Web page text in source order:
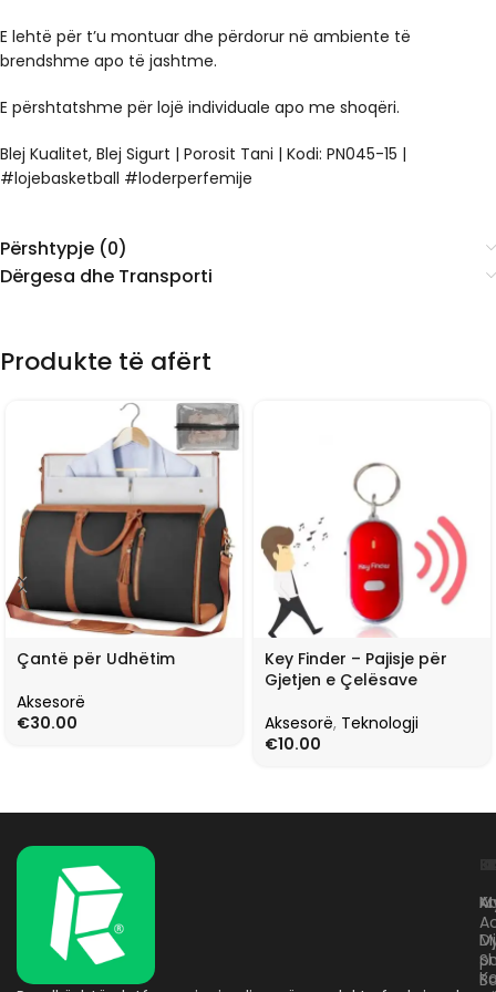
E lehtë për t’u montuar dhe përdorur në ambiente të
brendshme apo të jashtme.
E përshtatshme për lojë individuale apo me shoqëri.
Blej Kualitet, Blej Sigurt | Porosit Tani | Kodi: PN045-15 |
#lojebasketball #loderperfemije
Përshtypje (0)
Dërgesa dhe Transporti
Produkte të afërt
Çantë për Udhëtim
Aksesorë
€30.00
Key Finder – Pajisje për
Gjetjen e Çelësave
Aksesorë, Teknologji
€10.00